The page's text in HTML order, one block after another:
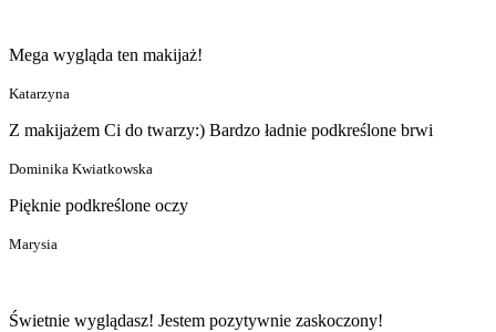
Mega wygląda ten makijaż!
Katarzyna
Z makijażem Ci do twarzy:) Bardzo ładnie podkreślone brwi
Dominika Kwiatkowska
Pięknie podkreślone oczy
Marysia
Świetnie wyglądasz! Jestem pozytywnie zaskoczony!